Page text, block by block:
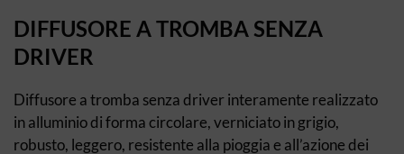
DIFFUSORE A TROMBA SENZA
DRIVER
Diffusore a tromba senza driver interamente realizzato
in alluminio di forma circolare, verniciato in grigio,
robusto, leggero, resistente alla pioggia e all’azione dei